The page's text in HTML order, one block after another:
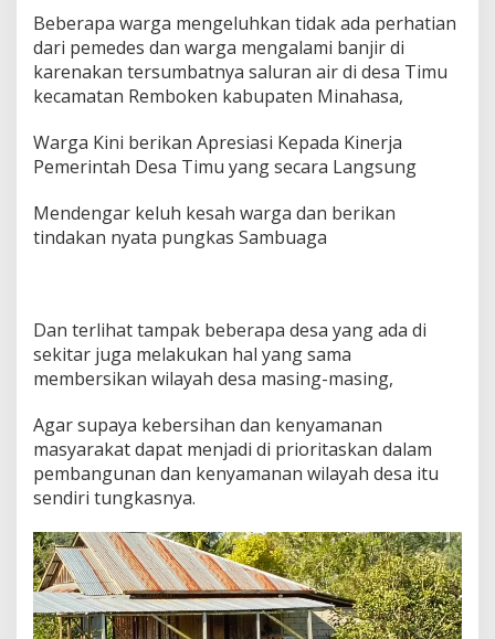
a
P
e
r
a
g
k
a
T
u
a
n
g
u
n
g
B
s
i
h
k
a
Beberapa warga mengeluhkan tidak ada perhatian
dari pemedes dan warga mengalami banjir di
karenakan tersumbatnya saluran air di desa Timu
kecamatan Remboken kabupaten Minahasa,
Warga Kini berikan Apresiasi Kepada Kinerja
Pemerintah Desa Timu yang secara Langsung
Mendengar keluh kesah warga dan berikan
tindakan nyata pungkas Sambuaga
Dan terlihat tampak beberapa desa yang ada di
sekitar juga melakukan hal yang sama
membersikan wilayah desa masing-masing,
Agar supaya kebersihan dan kenyamanan
masyarakat dapat menjadi di prioritaskan dalam
pembangunan dan kenyamanan wilayah desa itu
sendiri tungkasnya.